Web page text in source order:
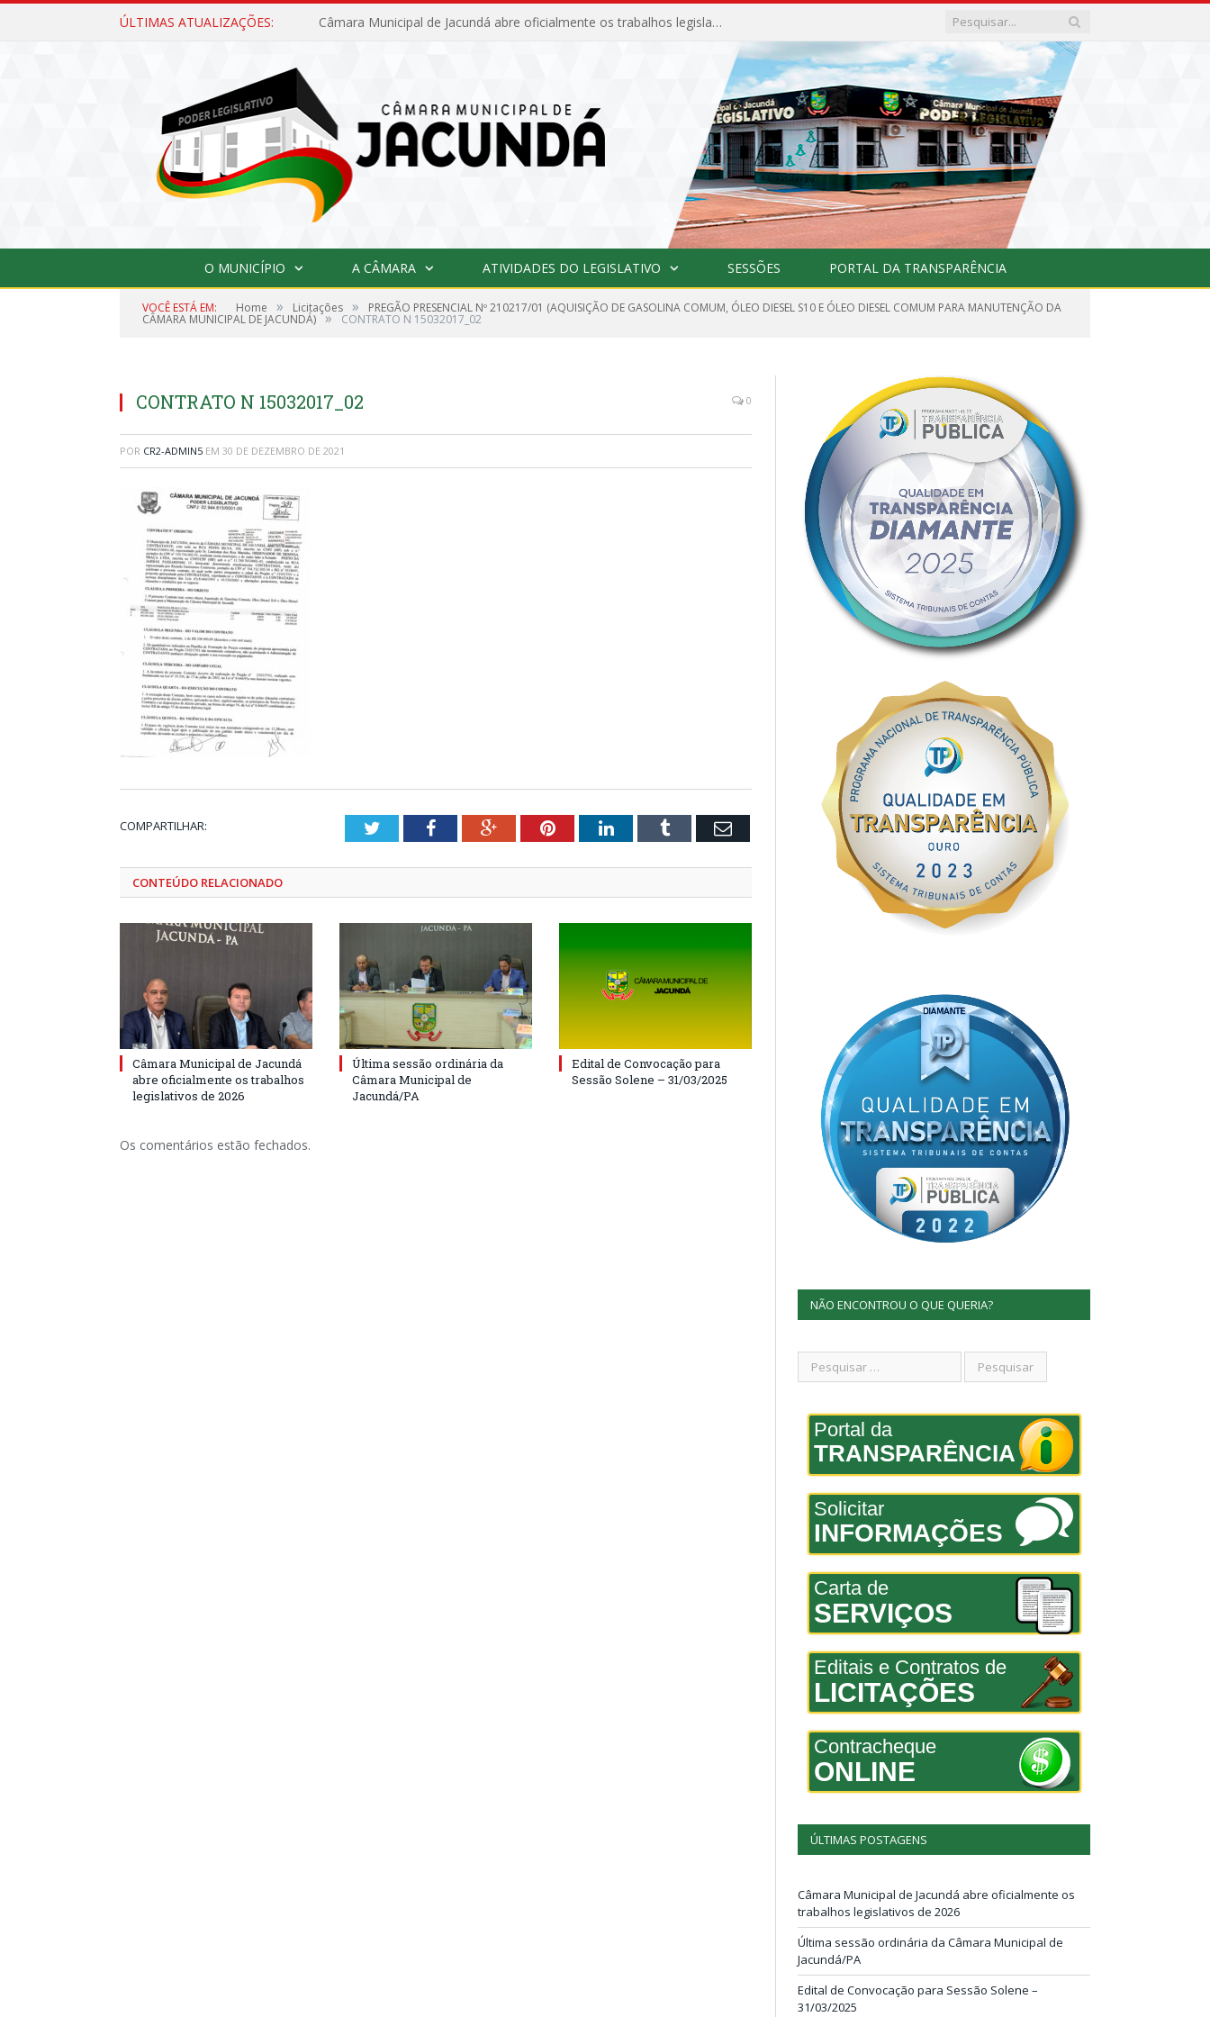
ÚLTIMAS ATUALIZAÇÕES: Câmara Municipal de Jacundá abre oficialmente os trabalhos legislativos de 2026
O MUNICÍPIO A CÂMARA ATIVIDADES DO LEGISLATIVO SESSÕES PORTAL DA TRANSPARÊNCIA
VOCÊ ESTÁ EM: Home » Licitações » PREGÃO PRESENCIAL Nº 210217/01 (AQUISIÇÃO DE GASOLINA COMUM, ÓLEO DIESEL S10 E ÓLEO DIESEL COMUM PARA MANUTENÇÃO DA
CÂMARA MUNICIPAL DE JACUNDÁ) » CONTRATO N 15032017_02
CONTRATO N 15032017_02 0
POR CR2-ADMIN5 EM 30 DE DEZEMBRO DE 2021
COMPARTILHAR: TwitterFacebookGoogle+PinterestLinkedInTumblr Email
CONTEÚDO RELACIONADO
Câmara Municipal de Jacundá
abre oficialmente os trabalhos
legislativos de 2026
Última sessão ordinária da
Câmara Municipal de
Jacundá/PA
Edital de Convocação para
Sessão Solene – 31/03/2025
Os comentários estão fechados.
NÃO ENCONTROU O QUE QUERIA?
Portal da
TRANSPARÊNCIA
Solicitar
INFORMAÇÕES
Carta de
SERVIÇOS
Editais e Contratos de
LICITAÇÕES
Contracheque
ONLINE
ÚLTIMAS POSTAGENS
Câmara Municipal de Jacundá abre oficialmente os
trabalhos legislativos de 2026
Última sessão ordinária da Câmara Municipal de
Jacundá/PA
Edital de Convocação para Sessão Solene –
31/03/2025